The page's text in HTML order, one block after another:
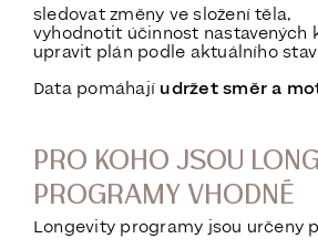
sledovat změny ve složení těla,
vyhodnotit účinnost nastavených
upravit plán podle aktuálního
Data pomáhají udržet směr a
PRO KOHO JSOU
PROGRAMY VHODNÉ
Longevity programy jsou určeny